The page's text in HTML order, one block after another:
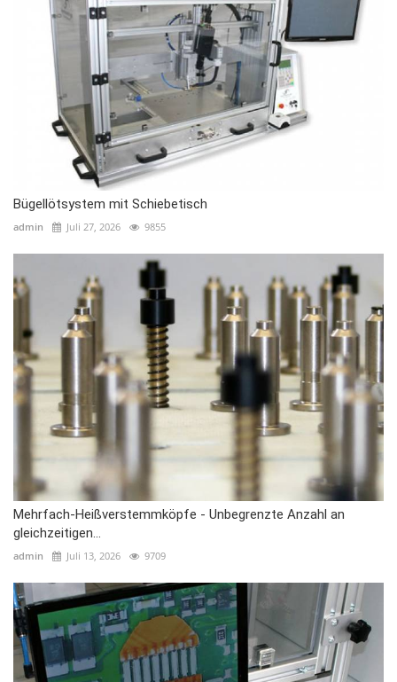
Bügellötsystem mit Schiebetisch
admin Juli 27, 2026 9855
Mehrfach-Heißverstemmköpfe - Unbegrenzte Anzahl an
gleichzeitigen...
admin Juli 13, 2026 9709